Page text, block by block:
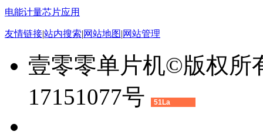
电能计量芯片应用
友情链接|站内搜索|网站地图|网站管理
壹零零单片机©版权所
17151077号
51La